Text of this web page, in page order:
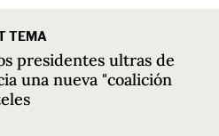
TEMA
presidentes ultras de
una nueva "coalición